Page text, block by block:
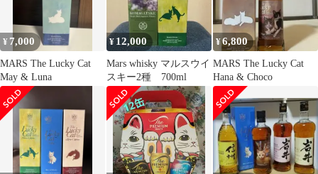
¥ 7,000
MARS The Lucky Cat
May & Luna
¥ 12,000
Mars whisky マルスウイ
スキー2種 700ml
¥6,800
MARS The Lucky Cat
Hana & Choco